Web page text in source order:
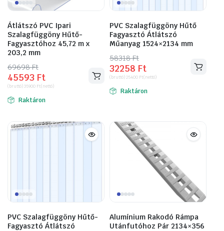
Átlátszó PVC Ipari
Szalagfüggöny Hűtő-
Fagyasztóhoz 45,72 m x
203,2 mm
69698Ft
Original
price
was:
69698 Ft.
45593 Ft
Current
price
is:
45593 Ft.
(bruttó)35900 Ft(nettó)
Raktáron
PVC Szalagfüggöny Hűtő
Fagyasztó Átlátszó
Műanyag 1524×2134 mm
58318Ft
Original
price
was:
58318 Ft.
32258 Ft
Current
price
is:
32258 Ft.
(bruttó)25400 Ft(nettó)
Raktáron
PVC Szalagfüggöny Hűtő-
Fagyasztó Átlátszó
Alumínium Rakodó Rámpa
Utánfutóhoz Pár 2134×356